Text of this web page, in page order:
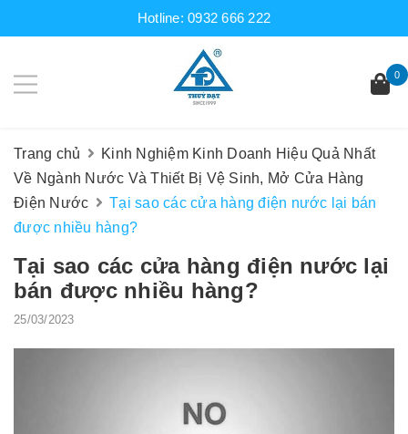
Hotline:0932 666 222
0
Trang chủ
Kinh Nghiệm Kinh Doanh Hiệu Quả Nhất
Về Ngành Nước Và Thiết Bị Vệ Sinh, Mở Cửa Hàng
Điện Nước
Tại sao các cửa hàng điện nước lại bán
được nhiều hàng?
Tại sao các cửa hàng điện nước lại
bán được nhiều hàng?
25/03/2023